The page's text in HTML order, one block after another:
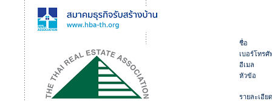
ชื่อ
เบอร์โทรศั
อีเมล
หัวข้อ
รายละเอียด